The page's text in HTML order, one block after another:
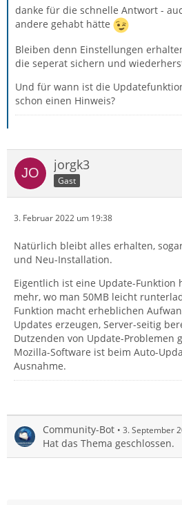
danke für die schnelle Antwort -
andere gehabt hätte
Bleiben denn Einstellungen
die seperat sichern und
Und für wann ist die
schon einen Hinweis?
jorgk3
Gast
3. Februar 2022 um 19:38
Natürlich bleibt alles erhalten,
und Neu-Installation.
Eigentlich ist eine Update-Funktion
mehr, wo man 50MB leicht
Funktion macht erheblichen
Updates erzeugen, Server-seitig
Dutzenden von Update-Problemen
Mozilla-Software ist beim Auto-
Ausnahme.
Community-Bot 3. September
Hat das Thema geschlossen.